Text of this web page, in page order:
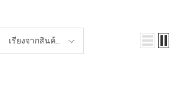
เรียงจากสินค้า
ใหม่-เก่า